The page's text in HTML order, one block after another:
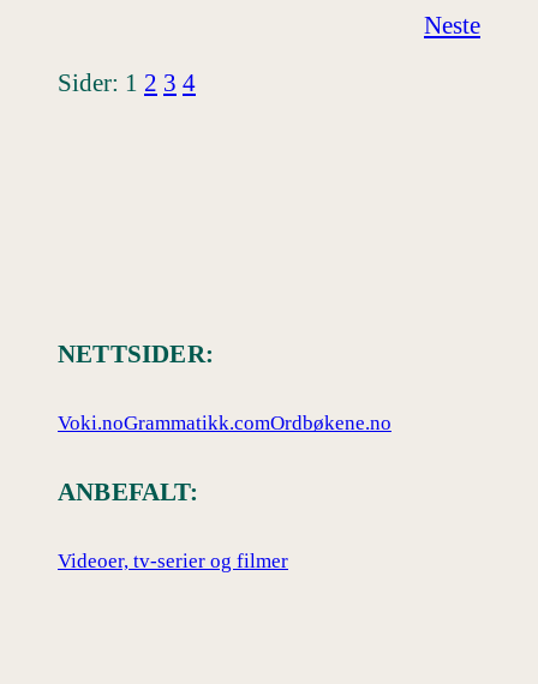
Neste
Sider: 1 2 3 4
NETTSIDER:
Voki.noGrammatikk.comOrdbøkene.no
ANBEFALT:
Videoer, tv-serier og filmer